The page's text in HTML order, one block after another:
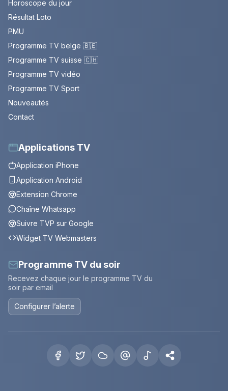
Horoscope du jour
Résultat Loto
PMU
Programme TV belge 🇧🇪
Programme TV suisse 🇨🇭
Programme TV vidéo
Programme TV Sport
Nouveautés
Contact
Applications TV
Application iPhone
Application Android
Extension Chrome
Chaîne Whatsapp
Suivre TVP sur Google
Widget TV Webmasters
Programme TV du soir
Recevez chaque jour le programme TV du
soir par email
Configurer l’alerte